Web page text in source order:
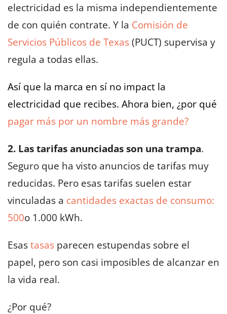
electricidad es la misma independientemente
de con quién contrate. Y la Comisión de
Servicios Públicos de Texas(PUCT) supervisa y
regula a todas ellas.
Así que la marca en sí no impact la
electricidad que recibes. Ahora bien, ¿por qué
pagar más por un nombre más grande?
2. Las tarifas anunciadas son una trampa.
Seguro que ha visto anuncios de tarifas muy
reducidas. Pero esas tarifas suelen estar
vinculadas a cantidades exactas de consumo:
500o 1.000 kWh.
Esastasas parecen estupendas sobre el
papel, pero son casi imposibles de alcanzar en
la vida real.
¿Por qué?